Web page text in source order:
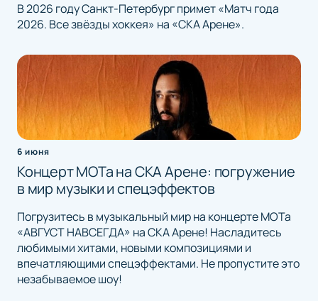
В 2026 году Санкт-Петербург примет «Матч года
2026. Все звёзды хоккея» на «СКА Арене».
6 июня
Концерт МОТа на СКА Арене: погружение
в мир музыки и спецэффектов
Погрузитесь в музыкальный мир на концерте МОТа
«АВГУСТ НАВСЕГДА» на СКА Арене! Насладитесь
любимыми хитами, новыми композициями и
впечатляющими спецэффектами. Не пропустите это
незабываемое шоу!